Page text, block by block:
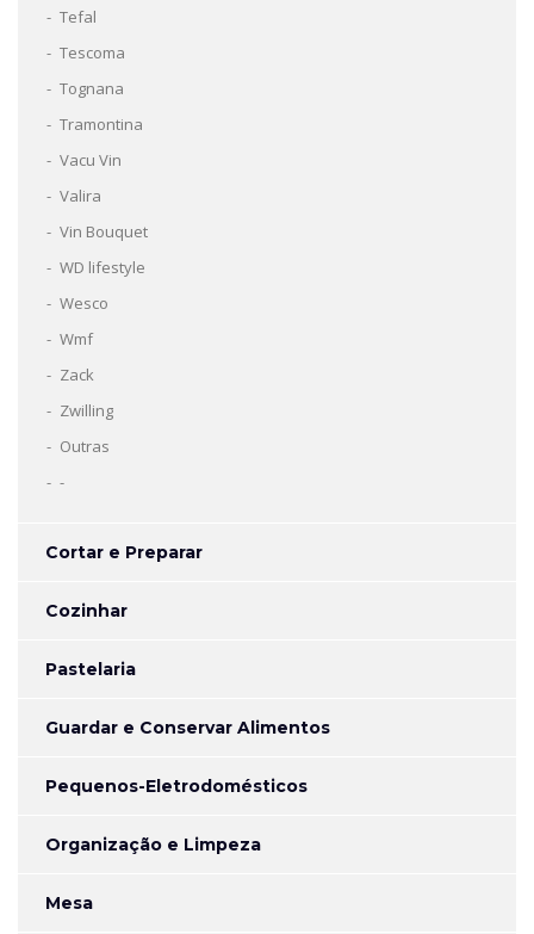
Tefal
Tescoma
Tognana
Tramontina
Vacu Vin
Valira
Vin Bouquet
WD lifestyle
Wesco
Wmf
Zack
Zwilling
Outras
-
Cortar e Preparar
Cozinhar
Pastelaria
Guardar e Conservar Alimentos
Pequenos-Eletrodomésticos
Organização e Limpeza
Mesa